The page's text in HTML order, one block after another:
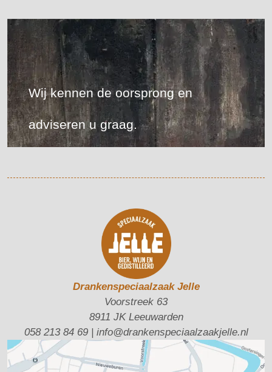
Wij kennen de oorsprong en
adviseren u graag.
Drankenspeciaalzaak Jelle
Voorstreek 63
8911 JK Leeuwarden
058 213 84 69| info@drankenspeciaalzaakjelle.nl